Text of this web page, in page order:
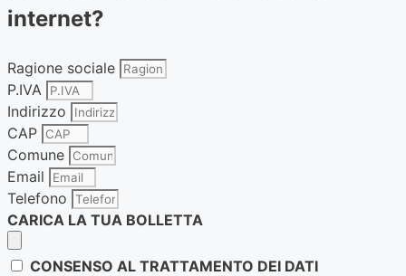
internet?
Ragione sociale
P.IVA
Indirizzo
CAP
Comune
Email
Telefono
CARICA LA TUA BOLLETTA
CONSENSO AL TRATTAMENTO DEI DATI